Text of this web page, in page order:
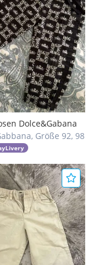
Dolce&Gabana
Größe 92, 98